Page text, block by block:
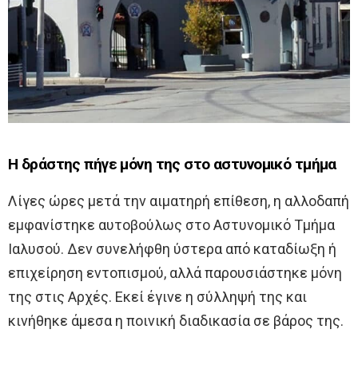
Η δράστης πήγε μόνη της στο αστυνομικό τμήμα
Λίγες ώρες μετά την αιματηρή επίθεση, η αλλοδαπή
εμφανίστηκε αυτοβούλως στο Αστυνομικό Τμήμα
Ιαλυσού. Δεν συνελήφθη ύστερα από καταδίωξη ή
επιχείρηση εντοπισμού, αλλά παρουσιάστηκε μόνη
της στις Αρχές. Εκεί έγινε η σύλληψή της και
κινήθηκε άμεσα η ποινική διαδικασία σε βάρος της.